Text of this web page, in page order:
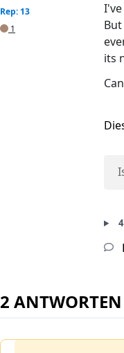
Rep: 13
1
its
2 ANTWORTEN